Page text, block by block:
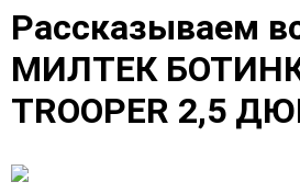
Рассказываем
МИЛТЕК
TROOPER 2,5